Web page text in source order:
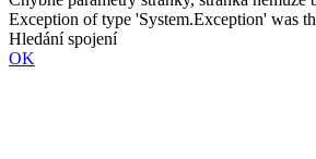
Exception of type 'System.Exception' was
Hledání spojení
OK